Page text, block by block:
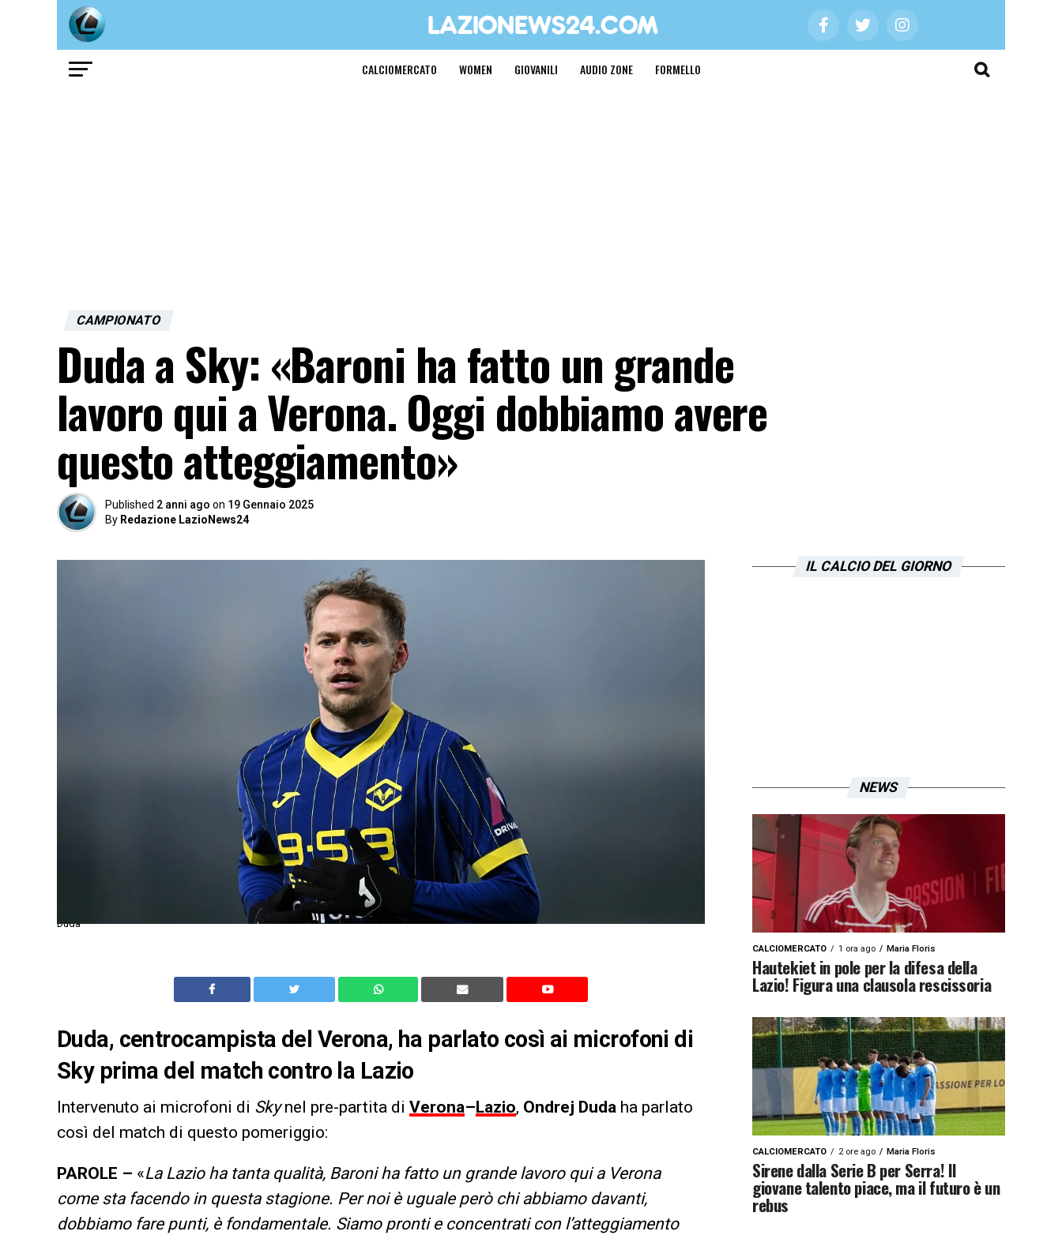
CALCIOMERCATO WOMEN GIOVANILI AUDIO ZONE FORMELLO
CAMPIONATO
Duda a Sky: «Baroni ha fatto un grande
lavoro qui a Verona. Oggi dobbiamo avere
questo atteggiamento»
Published 2 anni ago on 19 Gennaio 2025
By Redazione LazioNews24
Duda
Duda, centrocampista del Verona, ha parlato così ai microfoni di
Sky prima del match contro la Lazio
Intervenuto ai microfoni di Skynel pre-partita di Verona–Lazio, Ondrej Duda ha parlato
così del match di questo pomeriggio:
PAROLE – «La Lazio ha tanta qualità, Baroni ha fatto un grande lavoro qui a Verona
come sta facendo in questa stagione. Per noi è uguale però chi abbiamo davanti,
dobbiamo fare punti, è fondamentale. Siamo pronti e concentrati con l’atteggiamento
IL CALCIO DEL GIORNO
NEWS
CALCIOMERCATO 1 ora ago Maria Floris
Hautekiet in pole per la difesa della
Lazio! Figura una clausola rescissoria
CALCIOMERCATO 2 ore ago Maria Floris
Sirene dalla Serie B per Serra! Il
giovane talento piace, ma il futuro è un
rebus